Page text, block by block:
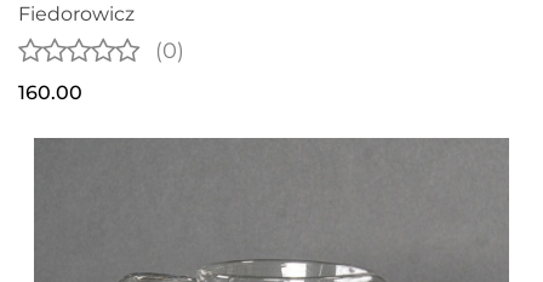
Fiedorowicz
(0)
160.00